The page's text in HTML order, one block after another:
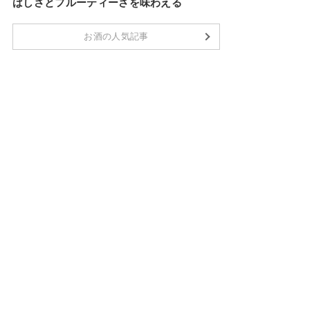
ばしさとフルーティーさを味わえる
お酒の人気記事